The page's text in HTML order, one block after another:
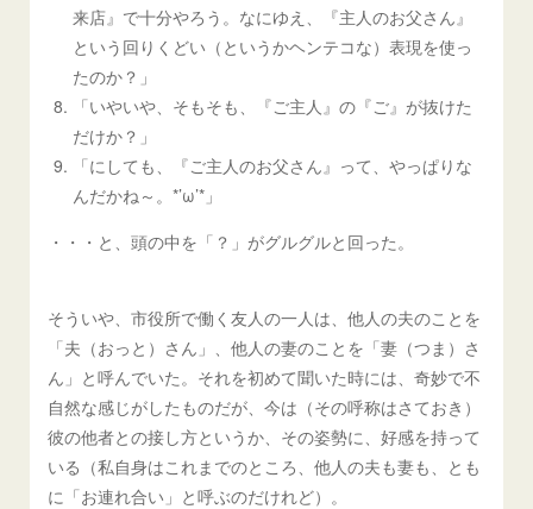
来店』で十分やろう。なにゆえ、『主人のお父さん』
という回りくどい（というかヘンテコな）表現を使っ
たのか？」
「いやいや、そもそも、『ご主人』の『ご』が抜けた
だけか？」
「にしても、『ご主人のお父さん』って、やっぱりな
んだかね～。*’ω’*」
・・・と、頭の中を「？」がグルグルと回った。
そういや、市役所で働く友人の一人は、他人の夫のことを
「夫（おっと）さん」、他人の妻のことを「妻（つま）さ
ん」と呼んでいた。それを初めて聞いた時には、奇妙で不
自然な感じがしたものだが、今は（その呼称はさておき）
彼の他者との接し方というか、その姿勢に、好感を持って
いる（私自身はこれまでのところ、他人の夫も妻も、とも
に「お連れ合い」と呼ぶのだけれど）。